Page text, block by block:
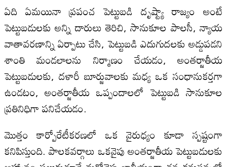
ఏది ఏమయినా ప్రపంచ పెట్టుబడి దృష్ట్యా రాజ్యం అంటే
పెట్టుబడులకు అన్ని దారులు తెరిచి, సానుకూల పాలసీ, న్యాయ
వాతావరణాన్ని ఏర్పాటు చేసి, పెట్టుబడి ఎదుగుదలకు అడ్డుపడని
శాంతి మండలాలను నిర్మాణం చేయడం, అంతర్జాతీయ
పెట్టుబడులకు, దళారీ బూర్జువాలకు మధ్య ఒక సంధానుకర్తగా
ఉండటం, అంతర్జాతీయ ఒప్పందాలలో పెట్టుబడి సానుకూల
ప్రతినిధిగా పనిచేయడం.
మొత్తం కార్పోరేటీకరణలో ఒక వైరుధ్యం కూడా స్పష్టంగా
కనిపిస్తుంది. పాలకవర్గాలు ఒకవైపు అంతర్జాతీయ పెట్టుబడులకు